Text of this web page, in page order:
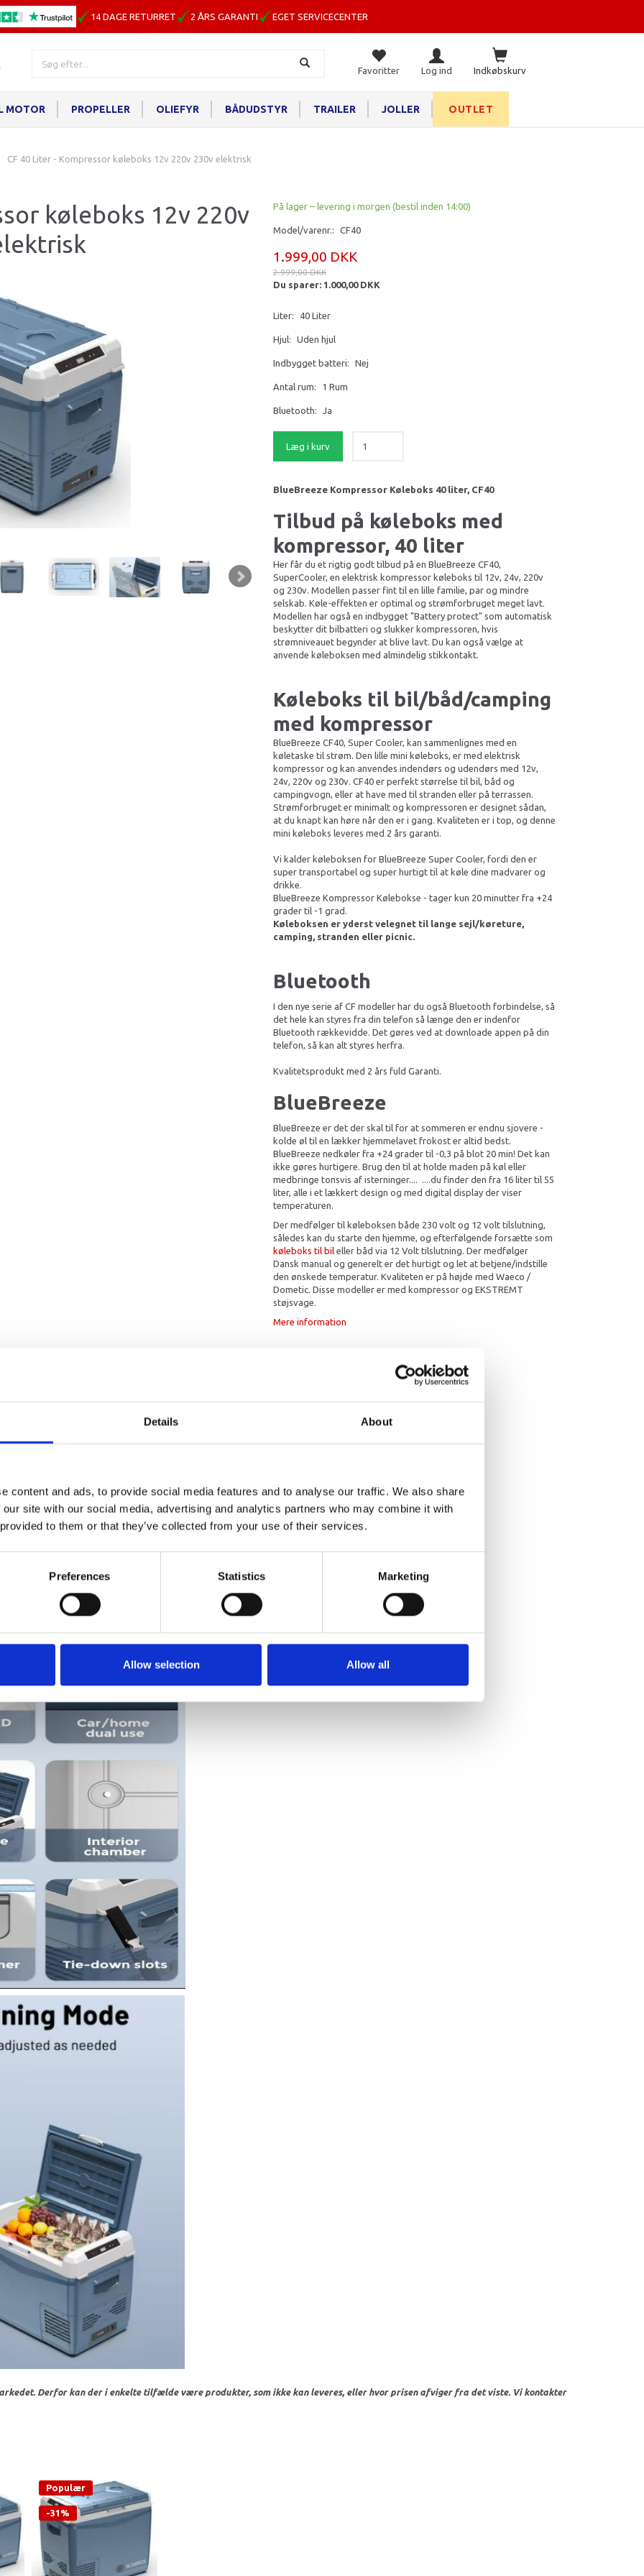
Details About
content and ads, to provide social media features and to analyse our traffic. We also share
site with our social media, advertising and analytics partners who may combine it with
to them or that they’ve collected from your use of their services.
Preferences Statistics Marketing
Allow selection Allow all
14 DAGE RETURRET 2 ÅRS GARANTI EGET SERVICECENTER
Indkøbskurv
Favoritter Log ind
MOTOR PROPELLER OLIEFYR BÅDUDSTYR TRAILER JOLLER OUTLET
CF 40 Liter - Kompressor køleboks 12v 220v 230v elektrisk
køleboks 12v 220v
På lager – levering i morgen (bestil inden 14:00)
Model/varenr.: CF40
1.999,00 DKK
2.999,00 DKK
Du sparer:1.000,00 DKK
Liter: 40 Liter
Hjul: Uden hjul
Indbygget batteri: Nej
Antal rum: 1 Rum
Bluetooth: Ja
Læg i kurv
BlueBreeze Kompressor Køleboks 40 liter, CF40
Tilbud på køleboks med
kompressor, 40 liter
Her får du et rigtig godt tilbud på en BlueBreeze CF40,
SuperCooler, en elektrisk kompressor køleboks til 12v, 24v, 220v
og 230v. Modellen passer fint til en lille familie, par og mindre
selskab. Køle-effekten er optimal og strømforbruget meget lavt.
Modellen har også en indbygget "Battery protect" som automatisk
beskytter dit bilbatteri og slukker kompressoren, hvis
strømniveauet begynder at blive lavt. Du kan også vælge at
anvende køleboksen med almindelig stikkontakt.
Køleboks til bil/båd/camping
med kompressor
BlueBreeze CF40, Super Cooler, kan sammenlignes med en
køletaske til strøm. Den lille mini køleboks, er med elektrisk
kompressor og kan anvendes indendørs og udendørs med 12v,
24v, 220v og 230v. CF40 er perfekt størrelse til bil, båd og
campingvogn, eller at have med til stranden eller på terrassen.
Strømforbruget er minimalt og kompressoren er designet sådan,
at du knapt kan høre når den er i gang. Kvaliteten er i top, og denne
mini køleboks leveres med 2 års garanti.
Vi kalder køleboksen for BlueBreeze Super Cooler, fordi den er
super transportabel og super hurtigt til at køle dine madvarer og
drikke.
BlueBreeze Kompressor Kølebokse - tager kun 20 minutter fra +24
grader til -1 grad.
Køleboksen er yderst velegnet til lange sejl/køreture,
camping, stranden eller picnic.
Bluetooth
I den nye serie af CF modeller har du også Bluetooth forbindelse, så
det hele kan styres fra din telefon så længe den er indenfor
Bluetooth rækkevidde. Det gøres ved at downloade appen på din
telefon, så kan alt styres herfra.
Kvalitetsprodukt med 2 års fuld Garanti.
BlueBreeze
BlueBreeze er det der skal til for at sommeren er endnu sjovere -
kolde øl til en lækker hjemmelavet frokost er altid bedst.
BlueBreeze nedkøler fra +24 grader til -0,3 på blot 20 min! Det kan
ikke gøres hurtigere. Brug den til at holde maden på køl eller
medbringe tonsvis af isterninger.... ....du finder den fra 16 liter til 55
liter, alle i et lækkert design og med digital display der viser
temperaturen.
Der medfølger til køleboksen både 230 volt og 12 volt tilslutning,
således kan du starte den hjemme, og efterfølgende forsætte som
køleboks til bil eller båd via 12 Volt tilslutning. Der medfølger
Dansk manual og generelt er det hurtigt og let at betjene/indstille
den ønskede temperatur. Kvaliteten er på højde med Waeco /
Dometic. Disse modeller er med kompressor og EKSTREMT
støjsvage.
Mere information
Derfor kan der i enkelte tilfælde være produkter, som ikke kan leveres, eller hvor prisen afviger fra det viste. Vi kontakter
Populær
-31%